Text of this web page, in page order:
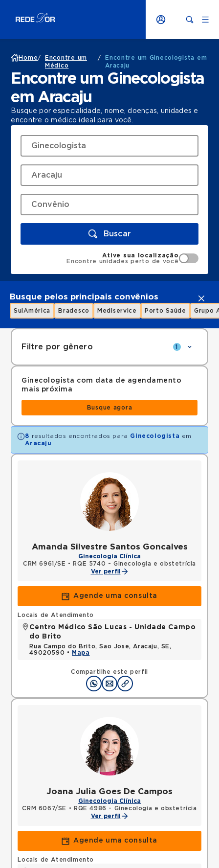
Home/
Encontre um
Médico
/
Encontre um Ginecologista em
Aracaju
Encontre um Ginecologista
em Aracaju
Busque por especialidade, nome, doenças, unidades e
encontre o médico ideal para você.
Buscar
Ative sua localização
Encontre unidades perto de você
Busque pelos principais convênios
SulAmérica Bradesco Mediservice Porto Saúde Grupo
Filtre por gênero 1
Ginecologista com data de agendamento
mais próxima
Busque agora
8 resultados encontrados para Ginecologista em
Aracaju
Amanda Silvestre Santos Goncalves
Ginecologia Clínica
CRM 6961/SE •
RQE 5740 - Ginecologia e obstetrícia
Ver perfil
Agende uma consulta
Compartilhe este perfil
Locais de Atendimento
Centro Médico São Lucas - Unidade Campo
do Brito
Rua Campo do Brito, Sao Jose, Aracaju, SE,
49020590 •
Mapa
Joana Julia Goes De Campos
Ginecologia Clínica
CRM 6067/SE
•
RQE 4986 - Ginecologia e obstetrícia
Ver perfil
Agende uma consulta
Locais de Atendimento